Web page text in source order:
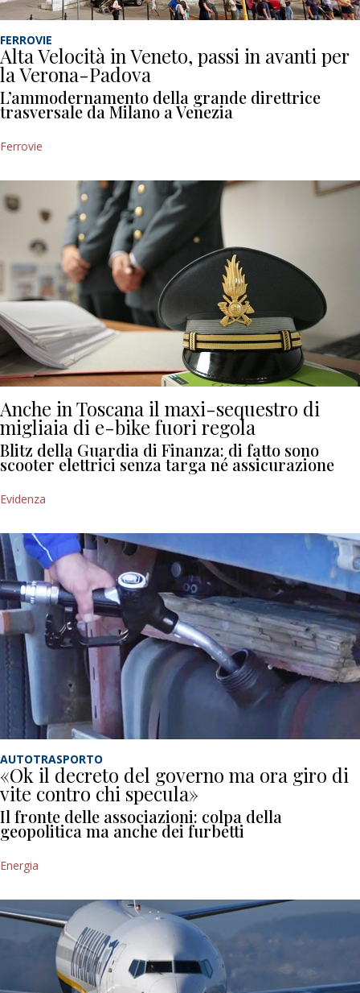
FERROVIE
Alta Velocità in Veneto, passi in avanti per
la Verona-Padova
L’ammodernamento della grande direttrice
trasversale da Milano a Venezia
Ferrovie
Anche in Toscana il maxi-sequestro di
migliaia di e-bike fuori regola
Blitz della Guardia di Finanza: di fatto sono
scooter elettrici senza targa né assicurazione
Evidenza
AUTOTRASPORTO
«Ok il decreto del governo ma ora giro di
vite contro chi specula»
Il fronte delle associazioni: colpa della
geopolitica ma anche dei furbetti
Energia